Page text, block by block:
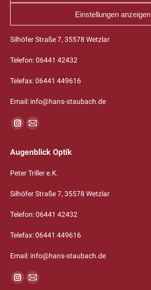
Einstellungen anzeigen
Petra Staubach-Triller
Silhöfer Straße 7, 35578 Wetzlar
Telefon: 06441 42432
Telefax: 06441 449616
Email: info@hans-staubach.de
Find us on:
Instagram
opens
window
Mail
opens
in
window
Augenblick Optik
Peter Triller e.K.
Silhöfer Straße 7, 35578 Wetzlar
Telefon: 06441 42432
Telefax: 06441 449616
Email: info@hans-staubach.de
Find us on:
Instagram
Mail